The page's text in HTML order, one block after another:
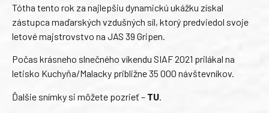
Tótha tento rok za najlepšiu dynamickú ukážku získal
zástupca maďarských vzdušných síl, ktorý predviedol svoje
letové majstrovstvo na JAS 39 Gripen.
Počas krásneho slnečného víkendu SIAF 2021 prilákal na
letisko Kuchyňa/Malacky približne 35 000 návštevníkov.
Ďalšie snímky si môžete pozrieť – TU